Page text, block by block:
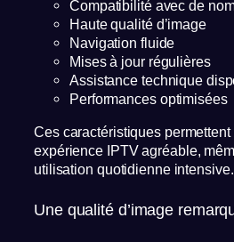
Compatibilité avec de
Haute qualité d’image
Navigation fluide
Mises à jour régulières
Assistance technique
Performances optimisées
Ces caractéristiques permettent
expérience IPTV agréable,
utilisation quotidienne intensive.
Une qualité d’image